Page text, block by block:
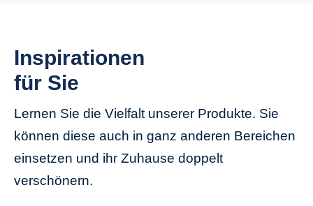
Inspirationen
für Sie
Lernen Sie die Vielfalt unserer Produkte. Sie
können diese auch in ganz anderen Bereichen
einsetzen und ihr Zuhause doppelt
verschönern.